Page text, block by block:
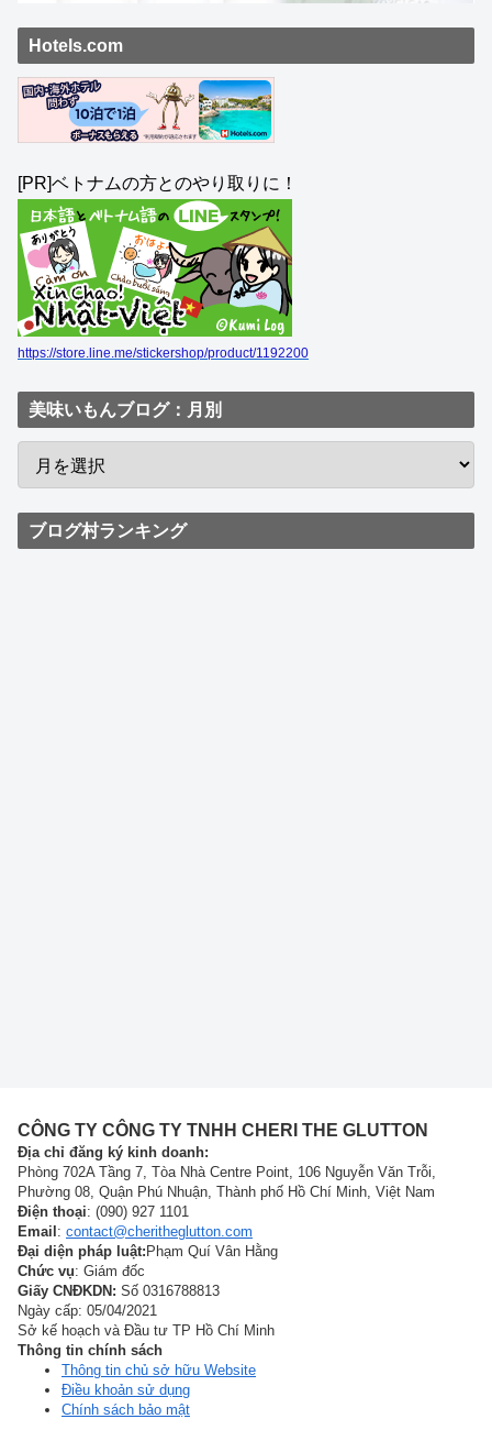
Hotels.com
[PR]ベトナムの方とのやり取りに！
https://store.line.me/stickershop/product/1192200
美味いもんブログ：月別
ブログ村ランキング
CÔNG TY CÔNG TY TNHH CHERI THE GLUTTON
Địa chỉ đăng ký kinh doanh:
Phòng 702A Tầng 7, Tòa Nhà Centre Point, 106 Nguyễn Văn Trỗi,
Phường 08, Quận Phú Nhuận, Thành phố Hồ Chí Minh, Việt Nam
Điện thoại: (090) 927 1101
Email: contact@cheritheglutton.com
Đại diện pháp luật:Phạm Quí Vân Hằng
Chức vụ: Giám đốc
Giấy CNĐKDN: Số 0316788813
Ngày cấp: 05/04/2021
Sở kế hoạch và Đầu tư TP Hồ Chí Minh
Thông tin chính sách
Thông tin chủ sở hữu Website
Điều khoản sử dụng
Chính sách bảo mật